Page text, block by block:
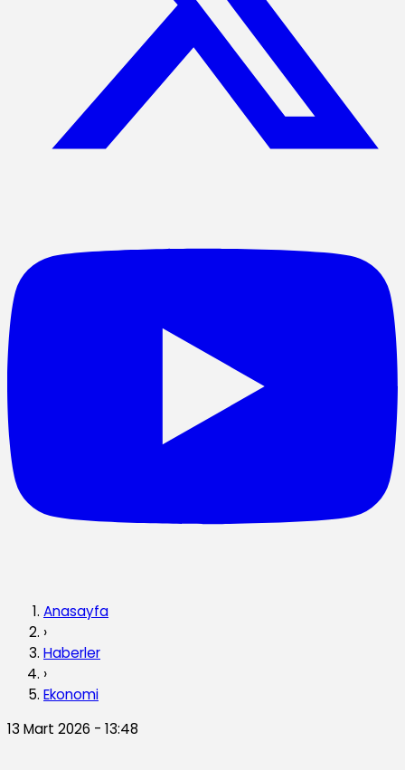
Anasayfa
›
Haberler
›
Ekonomi
13 Mart 2026 - 13:48